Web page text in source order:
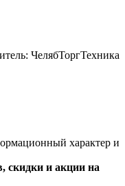
ЧелябТоргТехника
характер и
скидки и акции на